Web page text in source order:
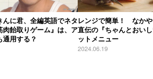
んに君、全編英語でネタ
飴取りゲーム』は、ア
通用する？
レンジで簡単！ なか
直伝の『ちゃんとおい
ットメニュー
2024.06.19